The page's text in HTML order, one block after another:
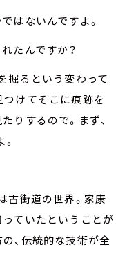
はないんですよ。
たんですか？
掘るという変わって
つけてそこに痕跡を
りするので。まず、
古街道の世界。家康
ていたということが
、伝統的な技術が全